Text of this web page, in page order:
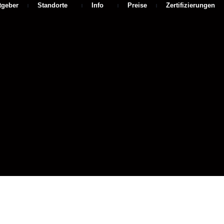
Standorte Info Preise Zertifizierungen